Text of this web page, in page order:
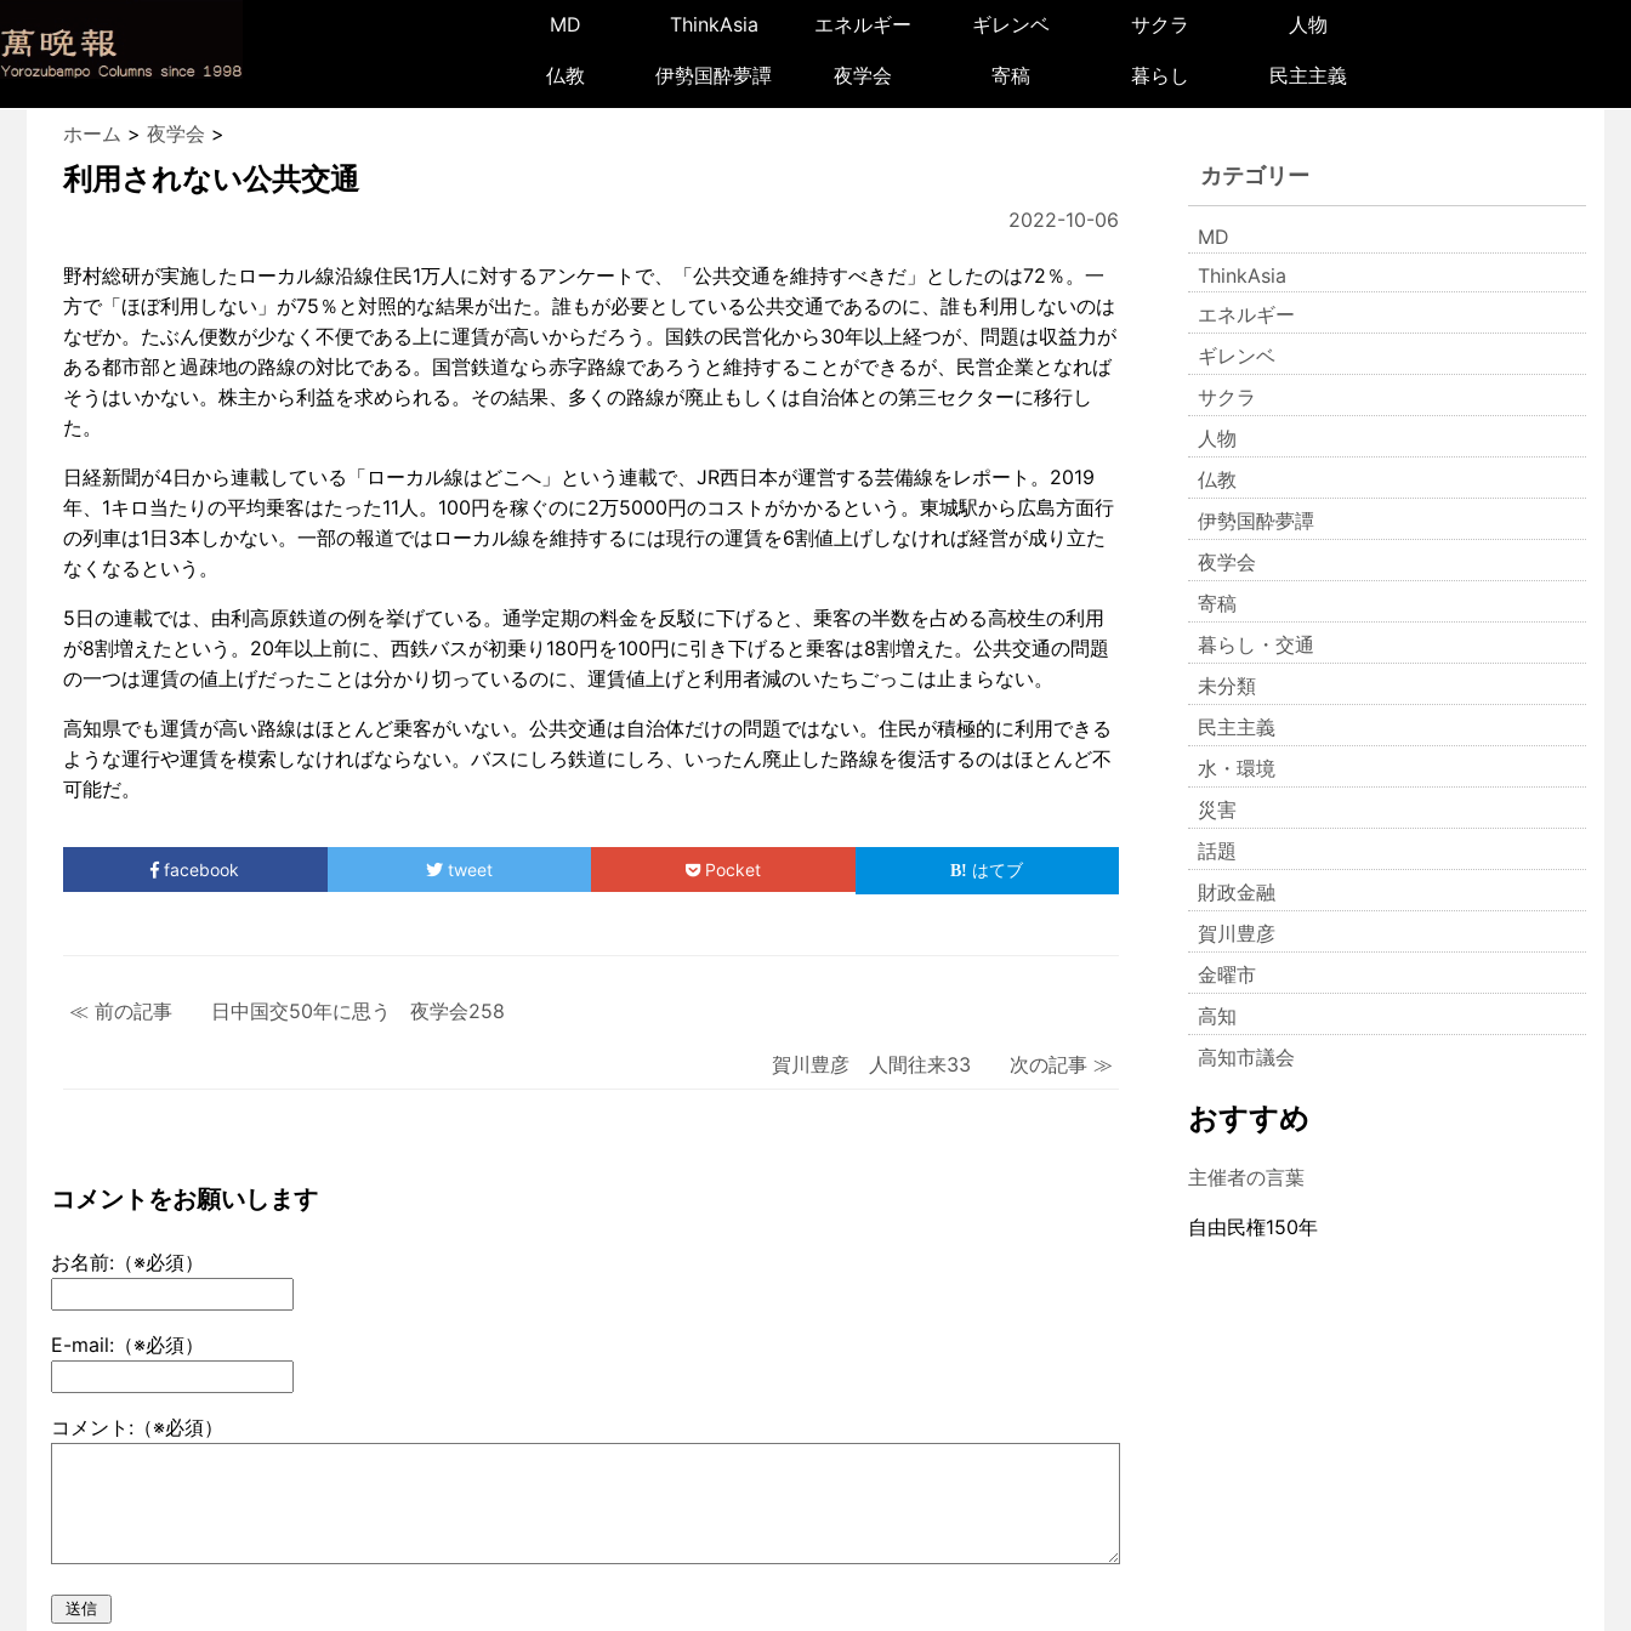
MD ThinkAsia エネルギー ギレンベ サクラ 人物
仏教 伊勢国酔夢譚 夜学会 寄稿 暮らし 民主主義
ホーム > 夜学会 >
利用されない公共交通
2022-10-06
野村総研が実施したローカル線沿線住民1万人に対するアンケートで、「公共交通を維持すべきだ」としたのは72％。一
方で「ほぼ利用しない」が75％と対照的な結果が出た。誰もが必要としている公共交通であるのに、誰も利用しないのは
なぜか。たぶん便数が少なく不便である上に運賃が高いからだろう。国鉄の民営化から30年以上経つが、問題は収益力が
ある都市部と過疎地の路線の対比である。国営鉄道なら赤字路線であろうと維持することができるが、民営企業となれば
そうはいかない。株主から利益を求められる。その結果、多くの路線が廃止もしくは自治体との第三セクターに移行し
た。
日経新聞が4日から連載している「ローカル線はどこへ」という連載で、JR西日本が運営する芸備線をレポート。2019
年、1キロ当たりの平均乗客はたった11人。100円を稼ぐのに2万5000円のコストがかかるという。東城駅から広島方面行
の列車は1日3本しかない。一部の報道ではローカル線を維持するには現行の運賃を6割値上げしなければ経営が成り立た
なくなるという。
5日の連載では、由利高原鉄道の例を挙げている。通学定期の料金を反駁に下げると、乗客の半数を占める高校生の利用
が8割増えたという。20年以上前に、西鉄バスが初乗り180円を100円に引き下げると乗客は8割増えた。公共交通の問題
の一つは運賃の値上げだったことは分かり切っているのに、運賃値上げと利用者減のいたちごっこは止まらない。
高知県でも運賃が高い路線はほとんど乗客がいない。公共交通は自治体だけの問題ではない。住民が積極的に利用できる
ような運行や運賃を模索しなければならない。バスにしろ鉄道にしろ、いったん廃止した路線を復活するのはほとんど不
可能だ。
facebook tweet Pocket はてブ
≪ 前の記事 日中国交50年に思う 夜学会258
賀川豊彦 人間往来33 次の記事 ≫
コメントをお願いします
お名前:（※必須）
E-mail:（※必須）
コメント:（※必須）
カテゴリー
MD
ThinkAsia
エネルギー
ギレンベ
サクラ
人物
仏教
伊勢国酔夢譚
夜学会
寄稿
暮らし・交通
未分類
民主主義
水・環境
災害
話題
財政金融
賀川豊彦
金曜市
高知
高知市議会
おすすめ
主催者の言葉
自由民権150年